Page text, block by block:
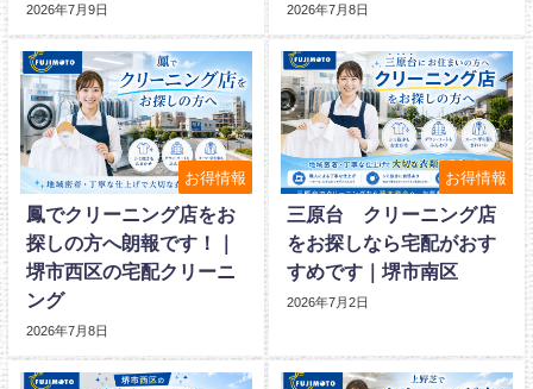
2026年7月9日 2026年7月8日
お得情報
鳳でクリーニング店をお
探しの方へ朗報です！｜
堺市西区の宅配クリーニ
ング
2026年7月8日
お得情報
三原台 クリーニング店
をお探しなら宅配がおす
すめです｜堺市南区
2026年7月2日